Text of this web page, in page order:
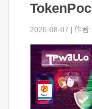
2026-08-07 | 作者: